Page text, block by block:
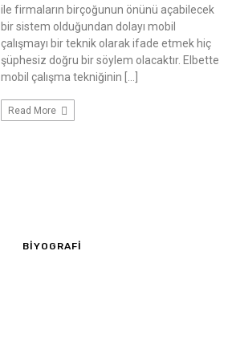
ile firmaların birçoğunun önünü açabilecek
bir sistem olduğundan dolayı mobil
çalışmayı bir teknik olarak ifade etmek hiç
şüphesiz doğru bir söylem olacaktır. Elbette
mobil çalışma tekniğinin […]
Read More
BIYOGRAFI